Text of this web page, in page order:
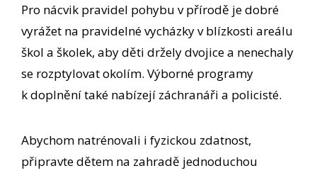
Pro nácvik pravidel pohybu v přírodě je dobré
vyrážet na pravidelné vycházky v blízkosti areálu
škol a školek, aby děti držely dvojice a nenechaly
se rozptylovat okolím. Výborné programy
k doplnění také nabízejí záchranáři a policisté.
Abychom natrénovali i fyzickou zdatnost,
připravte dětem na zahradě jednoduchou